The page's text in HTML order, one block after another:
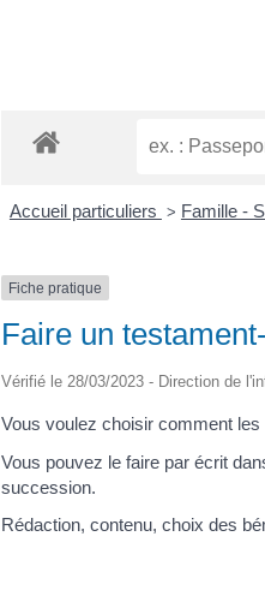
Accueil particuliers > Famille -
Fiche pratique
Faire un
Vérifié le 28/03/2023 - Direction de
Vous voulez choisir comment
Vous pouvez le faire par écrit
succession.
Rédaction, contenu, choix des